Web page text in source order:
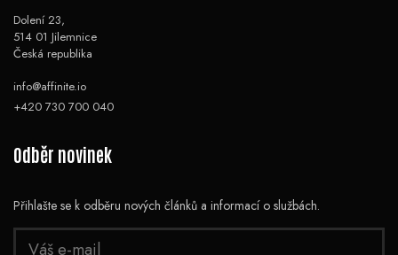
Dolení 23,
514 01 Jilemnice
Česká republika
info@affinite.io
+420 730 700 040
Odběr novinek
Přihlašte se k odběru nových článků a informací o službách.